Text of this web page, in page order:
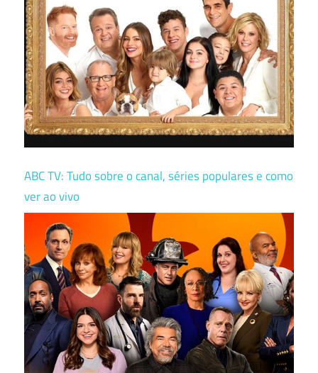
ABC TV: Tudo sobre o canal, séries populares e como
ver ao vivo